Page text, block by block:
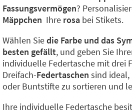
Fassungsvermögen?
Mäppchen Ihre rosa bei Stikets.
Wählen Siedie Farbe und das
besten gefällt, und geben Sie
individuelle Federtasche mit drei
Dreifach-Federtaschen sind ideal,
oder Buntstifte zu sortieren und
Ihre individuelle Federtasche